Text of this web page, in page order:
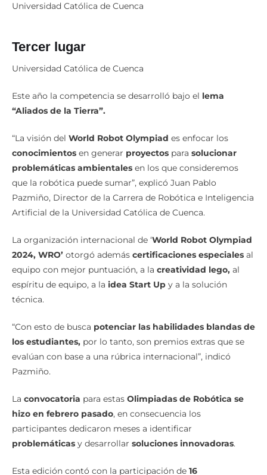
Universidad Católica de Cuenca
Tercer lugar
Universidad Católica de Cuenca
Este año la competencia se desarrolló bajo el lema
“Aliados de la Tierra”.
“La visión del World Robot Olympiad es enfocar los
conocimientos en generar proyectos para solucionar
problemáticas ambientales en los que consideremos
que la robótica puede sumar”, explicó Juan Pablo
Pazmiño, Director de la Carrera de Robótica e Inteligencia
Artificial de la Universidad Católica de Cuenca.
La organización internacional de ‘World Robot Olympiad
2024, WRO’ otorgó además certificaciones especiales al
equipo con mejor puntuación, a la creatividad lego, al
espíritu de equipo, a la idea Start Up y a la solución
técnica.
“Con esto de busca potenciar las habilidades blandas de
los estudiantes, por lo tanto, son premios extras que se
evalúan con base a una rúbrica internacional”, indicó
Pazmiño.
La convocatoria para estas Olimpiadas de Robótica se
hizo en febrero pasado, en consecuencia los
participantes dedicaron meses a identificar
problemáticas y desarrollar soluciones innovadoras.
Esta edición contó con la participación de 16